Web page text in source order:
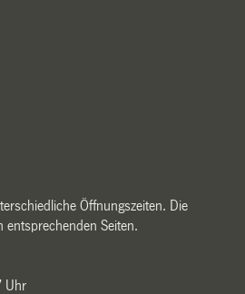
Öffnungszeiten. Die
entsprechenden Seiten.
Uhr